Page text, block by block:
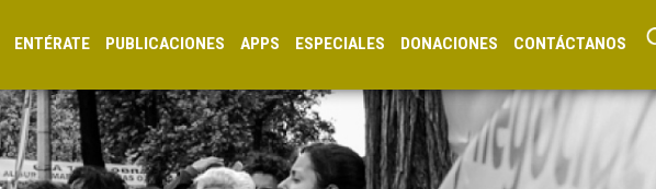
ENTÉRATE PUBLICACIONES APPS ESPECIALES DONACIONES CONTÁCTANOS